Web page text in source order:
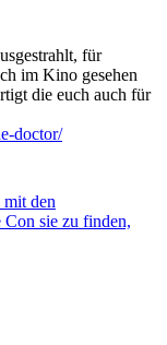
für
im Kino gesehen
die euch auch für
doctor/
den
sie zu finden,